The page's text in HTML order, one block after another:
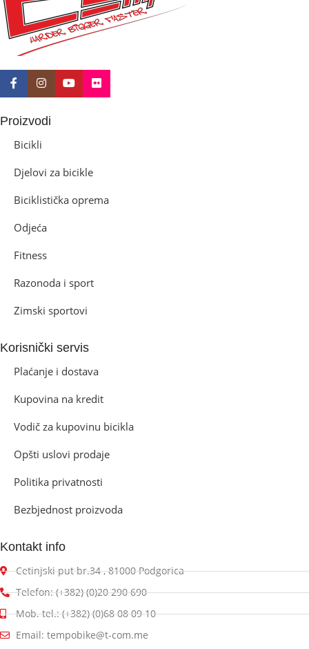
Disk mehanički
Proizvodi
Bicikli
Djelovi za bicikle
Biciklistička oprema
Odjeća
Fitness
Razonoda i sport
Zimski sportovi
Korisnički servis
Plaćanje i dostava
Kupovina na kredit
Vodič za kupovinu bicikla
Opšti uslovi prodaje
Politika privatnosti
Bezbjednost proizvoda
Kontakt info
Cetinjski put br.34 , 81000 Podgorica
Telefon: (+382) (0)20 290 690
Mob. tel.: (+382) (0)68 08 09 10
Email: tempobike@t-com.me